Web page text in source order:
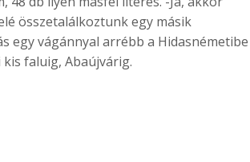
összetalálkoztunk egy másik
egy vágánnyal arrébb a Hidasnémetibe
faluig, Abaújvárig.